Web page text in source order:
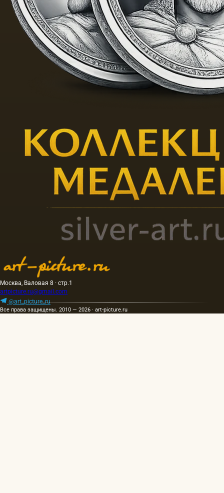
Москва, Валовая 8 · стр.1
artpicture.ru@gmail.com
@art_picture_ru
Все права защищены. 2010 — 2026 · art-picture.ru